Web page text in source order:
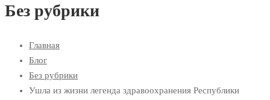
Без рубрики
Главная
Блог
Без рубрики
Ушла из жизни легенда здравоохранения Республики